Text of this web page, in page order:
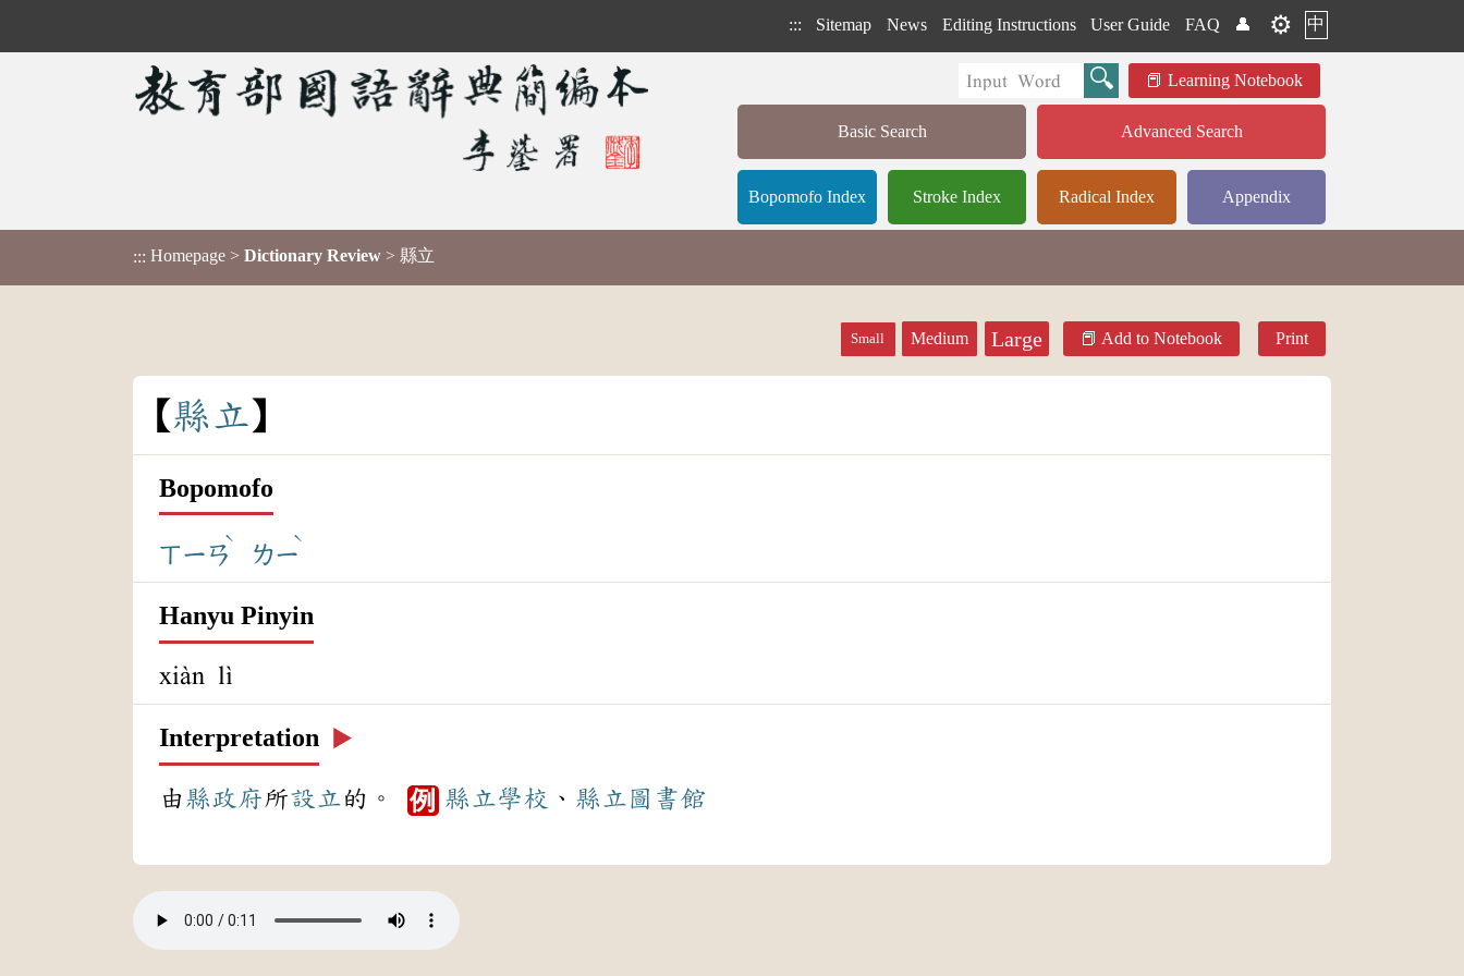
::: Sitemap News Editing Instructions User Guide FAQ 👤 ⚙️ 中
Learning Notebook
Basic Search Advanced Search
Bopomofo Index Stroke Index Radical Index Appendix
::: Homepage > Dictionary Review > 縣立
Small Medium Large Add to Notebook Print
縣 立
Bopomofo
ㄒㄧㄢ
ˋ
ㄌㄧ
ˋ
Hanyu Pinyin
xiàn lì
Interpretation ▶️
由縣政府所設立的。 例 縣立學校 、 縣立圖書館